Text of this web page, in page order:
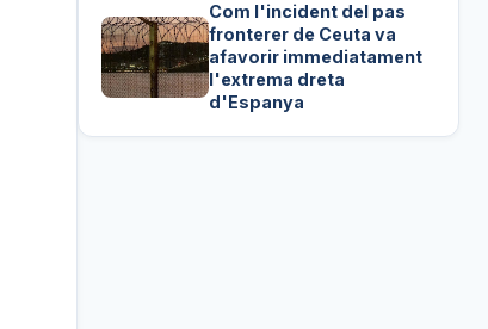
Com l'incident del pas
fronterer de Ceuta va
afavorir immediatament
l'extrema dreta
d'Espanya